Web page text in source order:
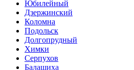
Юбилейный
Дзержинский
Коломна
Подольск
Долгопрудный
Химки
Серпухов
Балашиха